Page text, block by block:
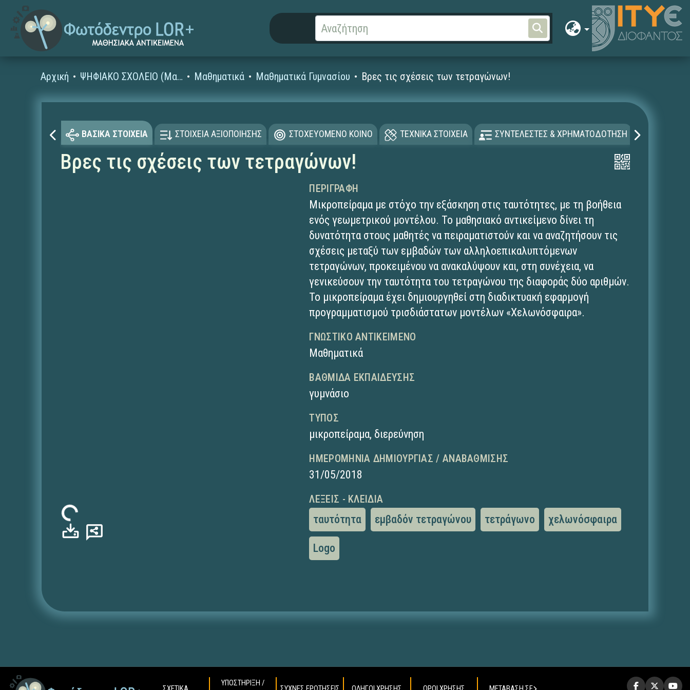
Αρχική ΨΗΦΙΑΚΟ ΣΧΟΛΕΙΟ (Μαθησιακά Αντικείμενα) Μαθηματικά Μαθηματικά Γυμνασίου Βρες τις σχέσεις των τετραγώνων!
ΒΑΣΙΚΑ ΣΤΟΙΧΕΙΑ ΣΤΟΙΧΕΙΑ ΑΞΙΟΠΟΙΗΣΗΣ ΣΤΟΧΕΥΟΜΕΝΟ ΚΟΙΝΟ ΤΕΧΝΙΚΑ ΣΤΟΙΧΕΙΑ ΣΥΝΤΕΛΕΣΤΕΣ & ΧΡΗΜΑΤΟΔΟΤΗΣΗ
Βρες τις σχέσεις των τετραγώνων!
Φόρτωση...
ΠΕΡΙΓΡΑΦΉ
Μικροπείραμα με στόχο την εξάσκηση στις ταυτότητες, με τη βοήθεια
ενός γεωμετρικού μοντέλου. Το μαθησιακό αντικείμενο δίνει τη
δυνατότητα στους μαθητές να πειραματιστούν και να αναζητήσουν τις
σχέσεις μεταξύ των εμβαδών των αλληλοεπικαλυπτόμενων
τετραγώνων, προκειμένου να ανακαλύψουν και, στη συνέχεια, να
γενικεύσουν την ταυτότητα του τετραγώνου της διαφοράς δύο αριθμών.
Το μικροπείραμα έχει δημιουργηθεί στη διαδικτυακή εφαρμογή
προγραμματισμού τρισδιάστατων μοντέλων «Χελωνόσφαιρα».
ΓΝΩΣΤΙΚΌ ΑΝΤΙΚΕΊΜΕΝΟ
Μαθηματικά
ΒΑΘΜΊΔΑ ΕΚΠΑΊΔΕΥΣΗΣ
γυμνάσιο
ΤΎΠΟΣ
μικροπείραμα, διερεύνηση
ΗΜΕΡΟΜΗΝΊΑ ΔΗΜΙΟΥΡΓΊΑΣ / ΑΝΑΒΆΘΜΙΣΗΣ
31/05/2018
ΛΈΞΕΙΣ - ΚΛΕΙΔΙΆ
ταυτότητα εμβαδόν τετραγώνου τετράγωνο χελωνόσφαιρα
Logo
ΥΠΟΣΤΗΡΙΞΗ /